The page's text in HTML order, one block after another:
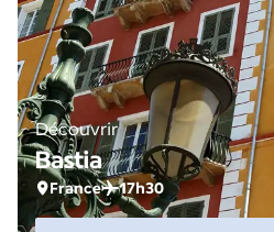
Découvrir
Bastia
France 17h30